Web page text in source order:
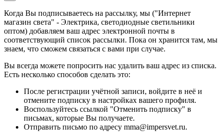
Когда Вы подписываетесь на рассылку, мы ("Интернет
магазин света" - Электрика, светодиодные светильники
оптом) добавляем ваш адрес электронной почты в
соответствующий список рассылки. Пока он хранится там, мы
знаем, что сможем связаться с вами при случае.
Вы всегда можете попросить нас удалить ваш адрес из списка.
Есть несколько способов сделать это:
После регистрации учётной записи, войдите в неё и
отмените подписку в настройках вашего профиля.
Воспользуйтесь ссылкой "Отменить подписку" в
письмах, которые Вы получаете.
Отправить письмо по адресу mma@impersvet.ru.